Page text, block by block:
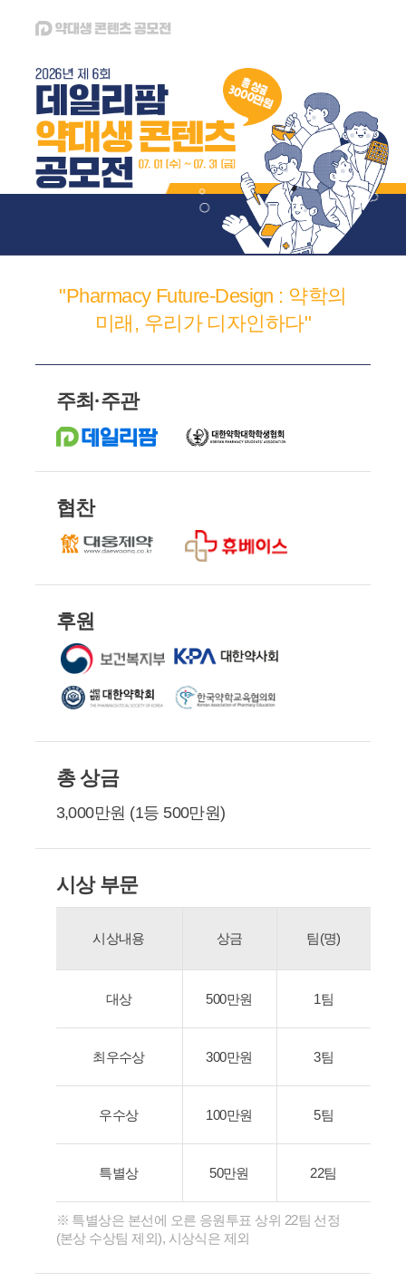
"Pharmacy Future-Design : 약학의
미래, 우리가 디자인하다"
주최·주관
협찬
후원
총 상금
3,000만원 (1등 500만원)
시상 부문
시상내용 상금 팀(명)
대상 500만원 1팀
최우수상 300만원 3팀
우수상 100만원 5팀
특별상 50만원 22팀
※ 특별상은 본선에 오른 응원투표 상위 22팀 선정
(본상 수상팀 제외), 시상식은 제외